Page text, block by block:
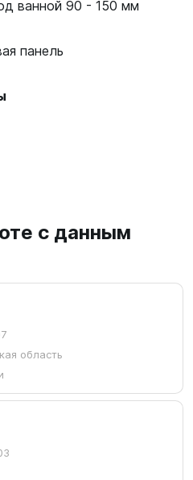
ванной 90 - 150 мм
панель
с данным
область